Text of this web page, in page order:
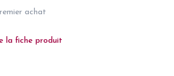
achat
la fiche produit